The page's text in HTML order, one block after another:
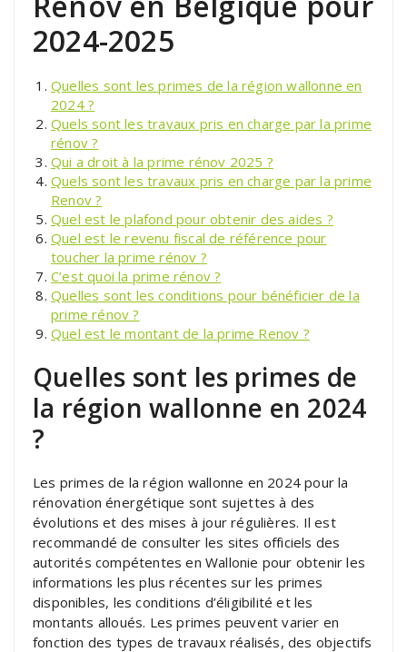
2024-2025
Quelles sont les primes de la région wallonne en
2024 ?
Quels sont les travaux pris en charge par la prime
rénov ?
Qui a droit à la prime rénov 2025 ?
Quels sont les travaux pris en charge par la prime
Renov ?
Quel est le plafond pour obtenir des aides ?
Quel est le revenu fiscal de référence pour
toucher la prime rénov ?
C’est quoi la prime rénov ?
Quelles sont les conditions pour bénéficier de la
prime rénov ?
Quel est le montant de la prime Renov ?
Quelles sont les primes de
la région wallonne en 2024
?
Les primes de la région wallonne en 2024 pour la
rénovation énergétique sont sujettes à des
évolutions et des mises à jour régulières. Il est
recommandé de consulter les sites officiels des
autorités compétentes en Wallonie pour obtenir les
informations les plus récentes sur les primes
disponibles, les conditions d’éligibilité et les
montants alloués. Les primes peuvent varier en
fonction des types de travaux réalisés, des objectifs